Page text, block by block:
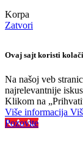
Korpa
Zatvori
Ovaj sajt koristi
Na našoj veb
najrelevantnije
Klikom na
Više informacija
Pozovite